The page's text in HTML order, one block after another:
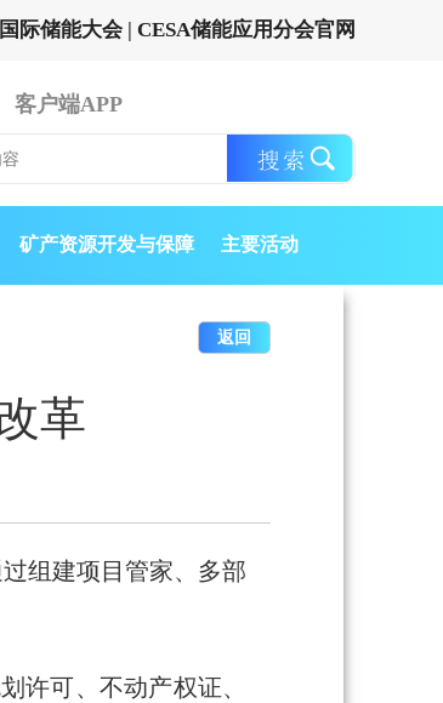
际储能大会 | CESA储能应用分会官网
客户端APP
矿产资源开发与保障 主要活动
返回
革
组建项目管家、多部
许可、不动产权证、